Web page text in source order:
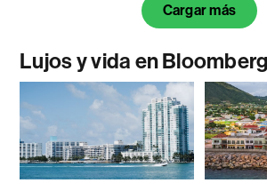
Cargar más
Lujos y vida en